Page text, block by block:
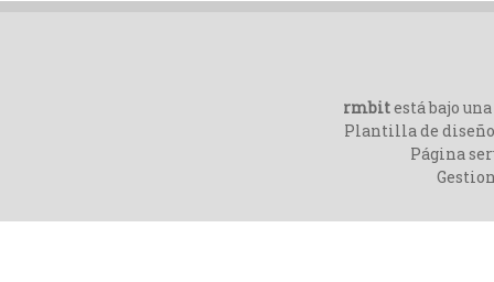
rmbitestá bajo una
Plantilla de
Página